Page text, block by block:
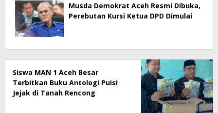
Musda Demokrat Aceh Resmi Dibuka,
Perebutan Kursi Ketua DPD Dimulai
Siswa MAN 1 Aceh Besar
Terbitkan Buku Antologi Puisi
Jejak di Tanah Rencong